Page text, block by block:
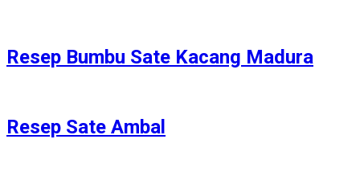
Resep Bumbu Sate Kacang Madura
Resep Sate Ambal